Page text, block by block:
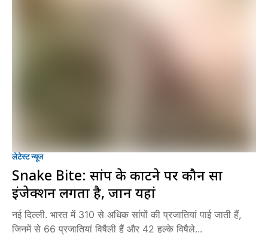
लेटेस्ट न्यूज
Snake Bite: सांप के काटने पर कौन सा
इंजेक्शन लगता है, जानें यहां
नई दिल्ली. भारत में 310 से अधिक सांपों की प्रजातियां पाई जाती हैं,
जिनमें से 66 प्रजातियां विषैली हैं और 42 हल्के विषैले...